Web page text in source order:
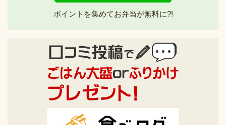
ポイントを集めてお弁当が無料に?!